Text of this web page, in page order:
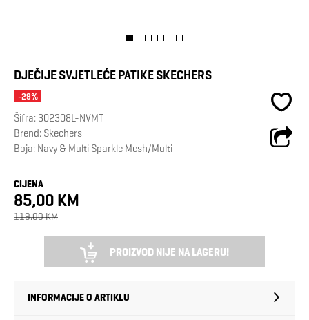
DJEČIJE SVJETLEĆE PATIKE SKECHERS
-29%
Šifra: 302308L-NVMT
Brend: Skechers
Boja: Navy & Multi Sparkle Mesh/Multi
CIJENA
85,00 KM
119,00 KM
PROIZVOD NIJE NA LAGERU!
INFORMACIJE O ARTIKLU